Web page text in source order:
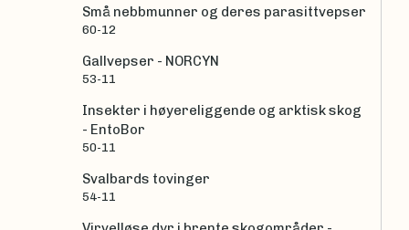
Små nebbmunner og deres parasittvepser
60-12
Gallvepser - NORCYN
53-11
Insekter i høyereliggende og arktisk skog
- EntoBor
50-11
Svalbards tovinger
54-11